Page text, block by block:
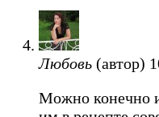
Любовь (автор)
Можно конечно и